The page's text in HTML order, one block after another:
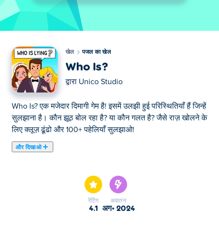
खेल पजल का खेल
Who Is?
द्वारा Unico Studio
Who Is? एक मजेदार दिमागी गेम है! इसमें उलझी हुई परिस्थितियाँ हैं जिन्हें
सुलझाना है। कौन झूठ बोल रहा है? या कौन गलत है? जैसे राज़ खोलने के
लिए क्लूज़ ढूंढो और 100+ पहेलियाँ सुलझाओ!
और दिखाओ
रेटिंग
4.1
अद्यतन
अग॰ 2024